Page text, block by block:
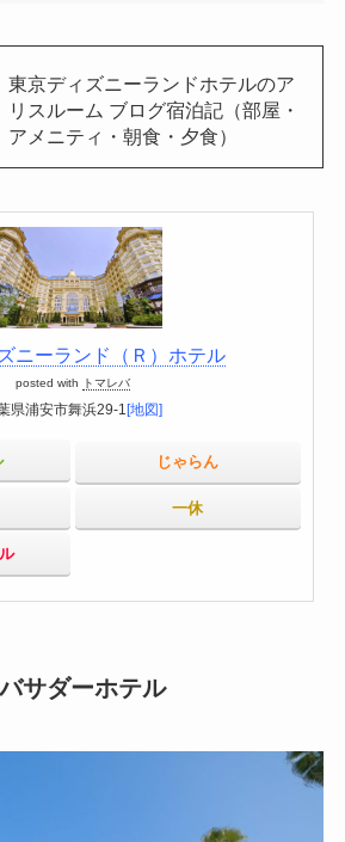
東京ディズニーランドホテルのア
リスルーム ブログ宿泊記（部屋・
アメニティ・朝食・夕食）
ニーランド（Ｒ）ホテル
posted with トマレバ
県浦安市舞浜29-1[地図]
じゃらん
一休
サダーホテル